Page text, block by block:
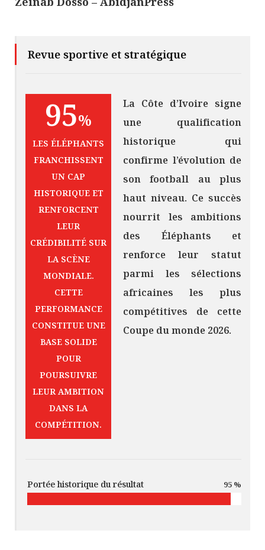
Revue sportive et stratégique
95%
LES ÉLÉPHANTS
FRANCHISSENT
UN CAP
HISTORIQUE ET
RENFORCENT
LEUR
CRÉDIBILITÉ SUR
LA SCÈNE
MONDIALE.
CETTE
PERFORMANCE
CONSTITUE UNE
BASE SOLIDE
POUR
POURSUIVRE
LEUR AMBITION
DANS LA
COMPÉTITION.
La Côte d’Ivoire signe
une qualification
historique qui
confirme l’évolution de
son football au plus
haut niveau. Ce succès
nourrit les ambitions
des Éléphants et
renforce leur statut
parmi les sélections
africaines les plus
compétitives de cette
Coupe du monde 2026.
Portée historique du résultat 95 %